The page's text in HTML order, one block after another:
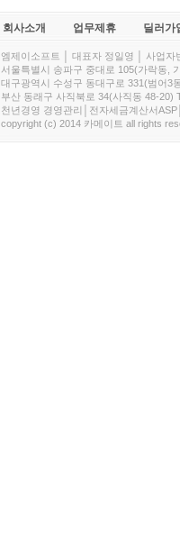
회사소개 업무제휴 딜러가
엠제이소프트 │ 대표자 정일영 │ 사업
서울특별시 송파구 중대로 105(가락동,
대구광역시 수성구 동대구로 331(범어3
부산 동래구 사직북로 34(사직동 48-20)
천년경영 경영관리│전자세금계산서
copyright (c) 2014 카메이트 all rights